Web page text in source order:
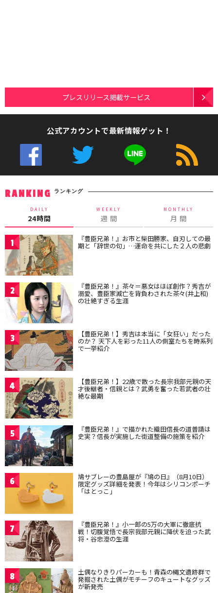
プレスリリース掲載サービス
公式アカウントで最新情報ゲット！
RANKING ランキング
DAILY
24時間
WEEKLY
週 間
MONTHLY
月 間
1 『豊臣兄弟！』お市と柴田勝家、自刃しての最
期と「辞世の句」…運命を共にした２人の悲劇
2 『豊臣兄弟！』茶々＝悪女はほぼ創作？秀吉が
溺愛、豊臣家滅亡を背負わされた茶々(井上和)
の壮絶すぎる生涯
3 【豊臣兄弟！】秀吉は本当に「女狂い」だった
のか？ 天下人を彩った11人の側室たちを時系列
で一挙紹介
4 【豊臣兄弟！】22歳で散った長宗我部元親の天
才後継者・信親とは？武勇を奮った若武者の壮
絶な最期
5 『豊臣兄弟！』で描かれた織田信長の道普請は
史実？信長が実施した街道整備の施策を紹介
6 鳩サブレーの豊島屋が『鳩の日』（8月10日）
限定グッズ詳細を発表！今年はシリコンポーチ
「はとっこ」
7 『豊臣兄弟！』小一郎の5万の大軍に徹底抗
戦！切腹覚悟で長宗我部元親に降伏を迫った武
将・谷忠澄の生涯
8 土偶なりきりパーカーも！青森の縄文遺跡群で
発掘された土偶がモチーフのキュートなグッズ
が新発売